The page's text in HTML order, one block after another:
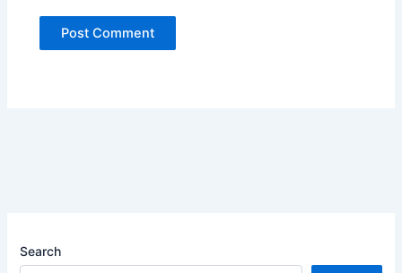
Search